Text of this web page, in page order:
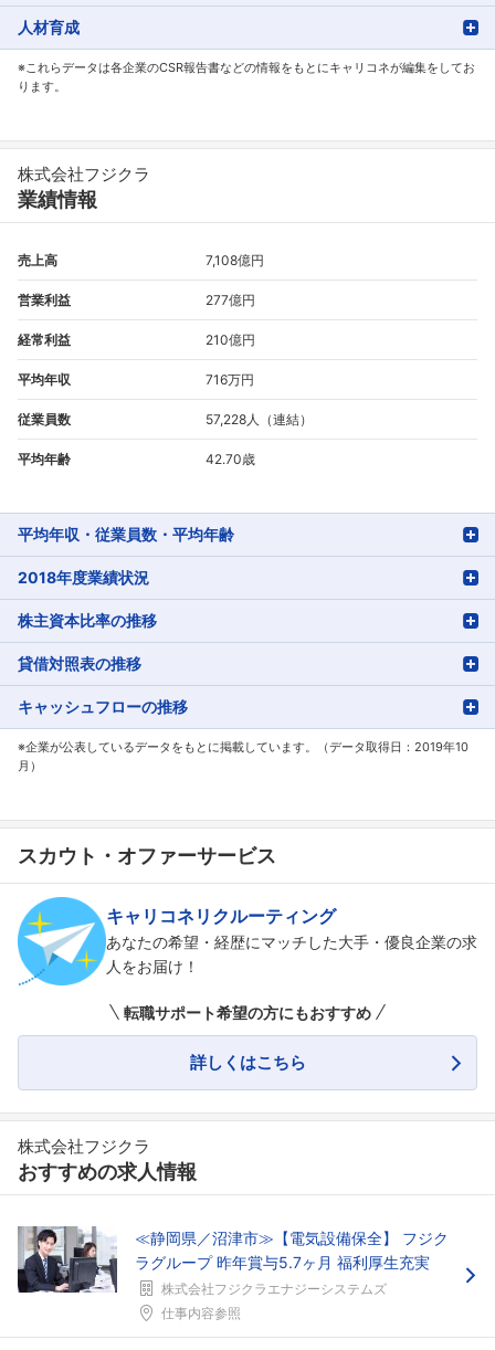
人材育成
※これらデータは各企業のCSR報告書などの情報をもとにキャリコネが編集をしてお
ります。
株式会社フジクラ
業績情報
売上高 7,108億円
営業利益 277億円
経常利益 210億円
平均年収 716万円
従業員数 57,228人（連結）
平均年齢 42.70歳
平均年収・従業員数・平均年齢
2018年度業績状況
株主資本比率の推移
貸借対照表の推移
キャッシュフローの推移
※企業が公表しているデータをもとに掲載しています。（データ取得日：2019年10
月）
スカウト・オファーサービス
キャリコネリクルーティング
あなたの希望・経歴にマッチした大手・優良企業の求
人をお届け！
転職サポート希望の方にもおすすめ
詳しくはこちら
株式会社フジクラ
おすすめの求人情報
≪静岡県／沼津市≫【電気設備保全】 フジク
ラグループ 昨年賞与5.7ヶ月 福利厚生充実
株式会社フジクラエナジーシステムズ
仕事内容参照